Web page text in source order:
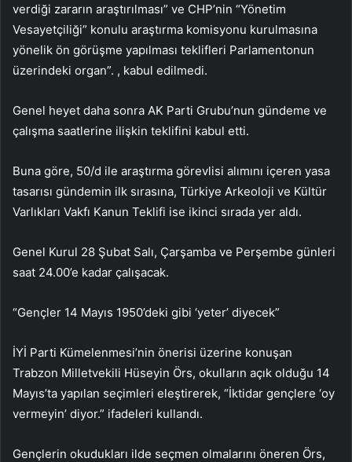
verdiği zararın araştırılması” ve CHP’nin “Yönetim
Vesayetçiliği” konulu araştırma komisyonu kurulmasına
yönelik ön görüşme yapılması teklifleri Parlamentonun
üzerindeki organ”. , kabul edilmedi.
Genel heyet daha sonra AK Parti Grubu’nun gündeme ve
çalışma saatlerine ilişkin teklifini kabul etti.
Buna göre, 50/d ile araştırma görevlisi alımını içeren yasa
tasarısı gündemin ilk sırasına, Türkiye Arkeoloji ve Kültür
Varlıkları Vakfı Kanun Teklifi ise ikinci sırada yer aldı.
Genel Kurul 28 Şubat Salı, Çarşamba ve Perşembe günleri
saat 24.00’e kadar çalışacak.
“Gençler 14 Mayıs 1950’deki gibi ‘yeter’ diyecek”
İYİ Parti Kümelenmesi’nin önerisi üzerine konuşan
Trabzon Milletvekili Hüseyin Örs, okulların açık olduğu 14
Mayıs’ta yapılan seçimleri eleştirerek, “İktidar gençlere ‘oy
vermeyin’ diyor.” ifadeleri kullandı.
Gençlerin okudukları ilde seçmen olmalarını öneren Örs,